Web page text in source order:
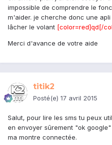
impossible de comprendre le
m'aider. je cherche donc une
lâcher le volant [color=red]qd[/
Merci d'avance de votre aide
titik2
Posté(e) 17 avril 2015
Salut, pour lire les sms tu peux
en envoyer sûrement "ok
ma montre connectée.